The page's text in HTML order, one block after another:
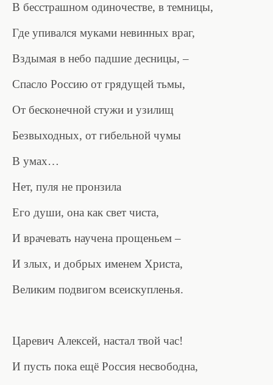
В бесстрашном одиночестве, в темницы,
Где упивался муками невинных враг,
Вздымая в небо падшие десницы, –
Спасло Россию от грядущей тьмы,
От бесконечной стужи и узилищ
Безвыходных, от гибельной чумы
В умах…
Нет, пуля не пронзила
Его души, она как свет чиста,
И врачевать научена прощеньем –
И злых, и добрых именем Христа,
Великим подвигом всеискупленья.
Царевич Алексей, настал твой час!
И пусть пока ещё Россия несвободна,